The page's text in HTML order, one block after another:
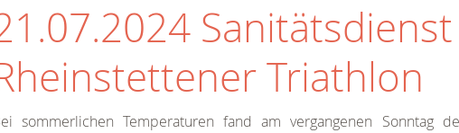
Triathlon
sommerlichen Temperaturen fand am vergangenen Sonntag